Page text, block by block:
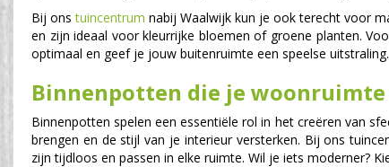
Bij onstuincentrum nabij Waalwijk kun je ook terecht voor
en zijn ideaal voor kleurrijke bloemen of groene planten.
optimaal en geef je jouw buitenruimte een speelse uitstraling.
Binnenpotten die je
Binnenpotten spelen een essentiële rol in het creëren van
brengen en de stijl van je interieur versterken. Bij ons
zijn tijdloos en passen in elke ruimte. Wil je iets moderner?